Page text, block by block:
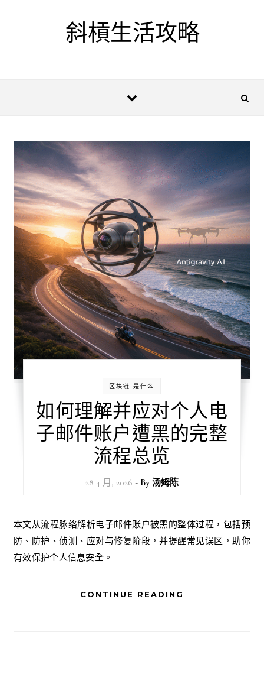
斜槓生活攻略
区块链 是什么
如何理解并应对个人电
子邮件账户遭黑的完整
流程总览
28 4 月, 2026 - By 汤姆陈
本文从流程脉络解析电子邮件账户被黑的整体过程，包括预
防、防护、侦测、应对与修复阶段，并提醒常见误区，助你
有效保护个人信息安全。
CONTINUE READING